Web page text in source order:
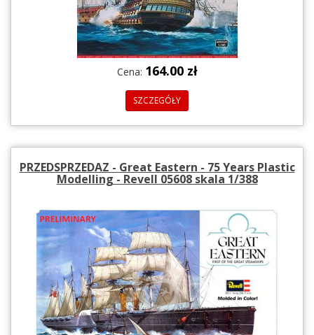
Cena: 164.00 zł
SZCZEGÓŁY
PRZEDSPRZEDAZ - Great Eastern - 75 Years Plastic
Modelling - Revell 05608 skala 1/388